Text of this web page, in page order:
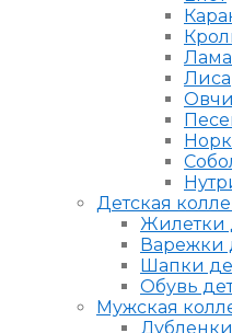
Лиса
Детская
Жилетки
Варежки
Шапки
Обувь
Мужская
Дубленки